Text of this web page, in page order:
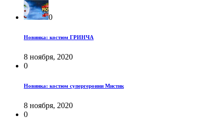
0
Новинка: костюм ГРИНЧА
8 ноября, 2020
0
Новинка: костюм супергероини Мистик
8 ноября, 2020
0